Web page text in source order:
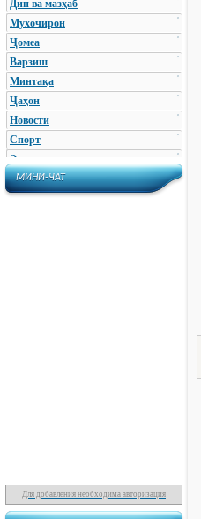
Дин ва мазҳаб
Мухочирон
Ҷомеа
Варзиш
Минтақа
Ҷаҳон
Новости
Спорт
Экономика
Энергетика и Промышленность
Политика
МИНИ-ЧАТ
Для добавления необходима авторизация